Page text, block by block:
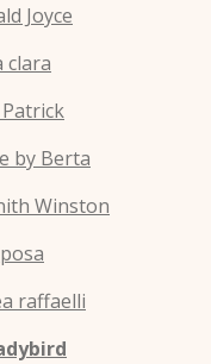
Joyce
clara
by Berta
Winston
raffaelli